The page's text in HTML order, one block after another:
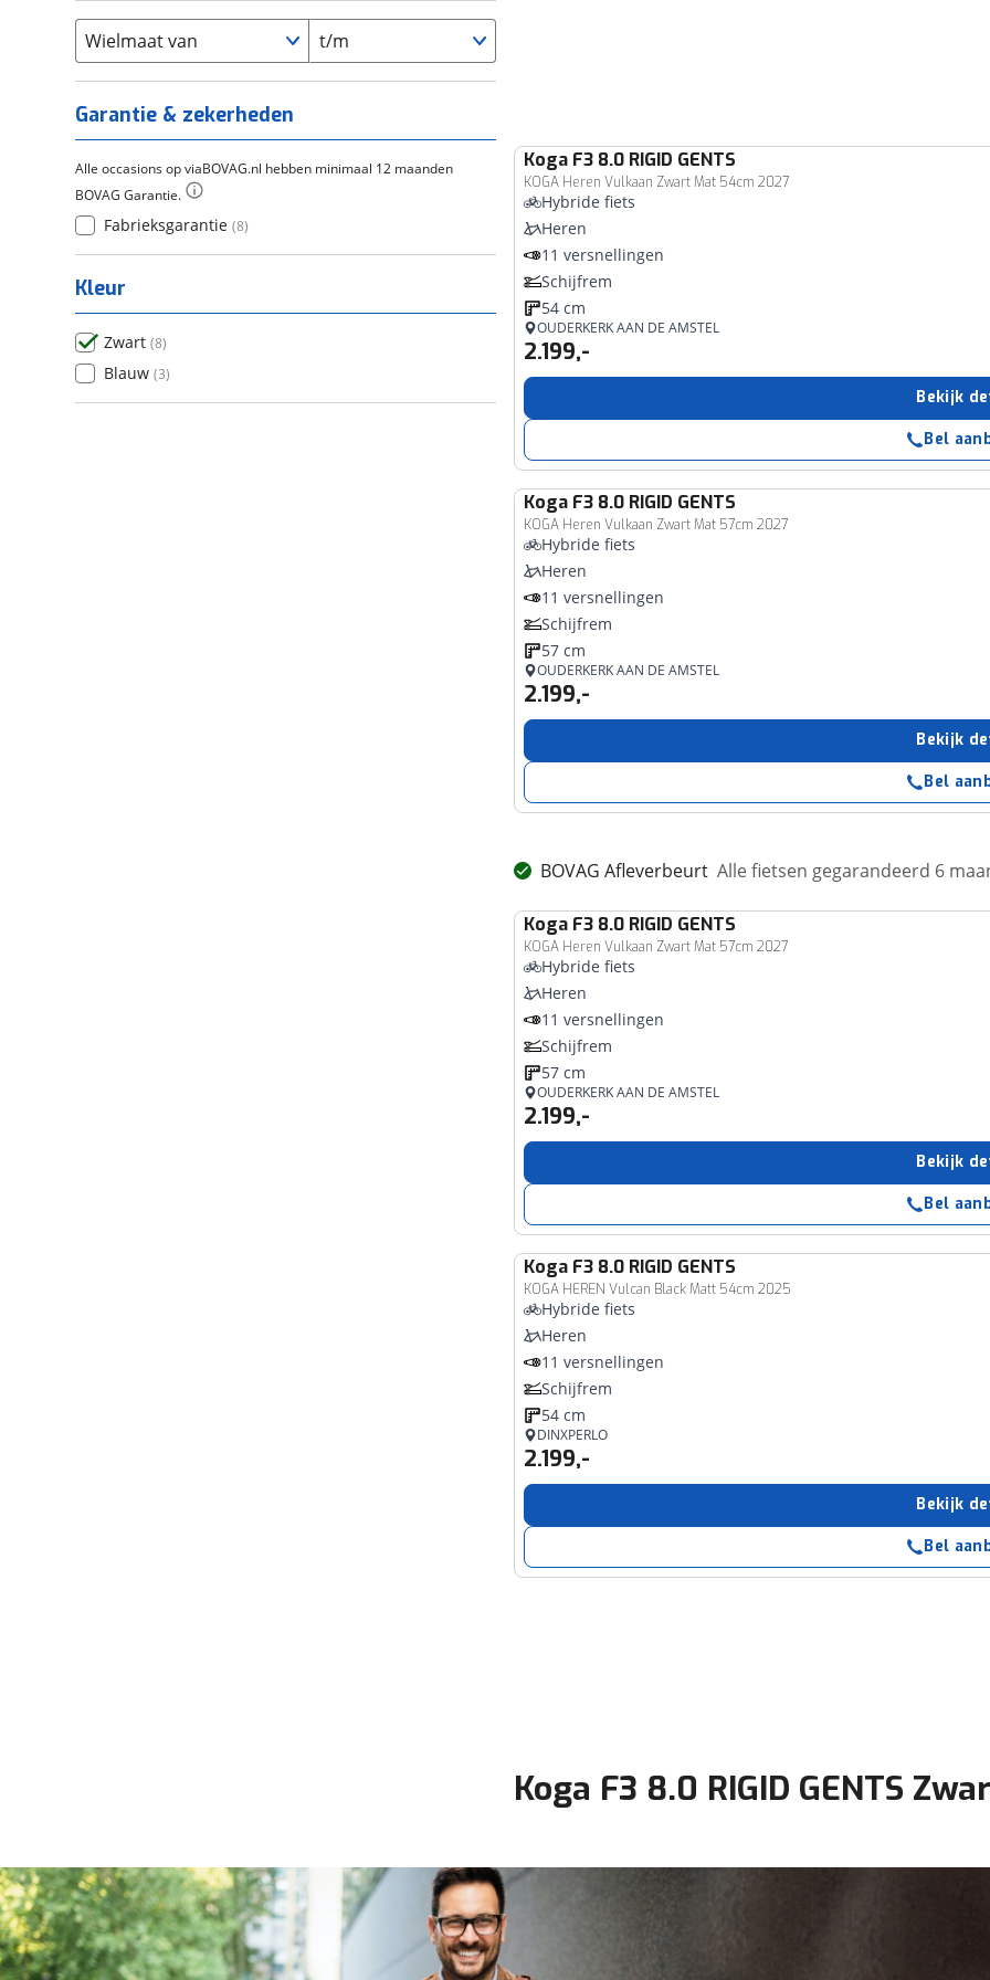
Overig ( 0)
Scandium
Staal (0 )
Tica
Wielmaat van t/m
Garantie & zekerheden
Alle occasions op viaBOVAG.nl hebben minimaal 12 maanden
BOVAG Garantie.
Fabrieksgarantie (8)
Kleur
Zwart (8)
Blauw (3)
Koga F3 8.0 RIGID GENTS
KOGA Heren Vulkaan Zwart Mat 54cm 2027
Hybride fiets
Heren
11 versnellingen
Schijfrem
54 cm
OUDERKERK AAN DE AMSTEL
2.199,-
Bekijk
Bel
Koga F3 8.0 RIGID GENTS
KOGA Heren Vulkaan Zwart Mat 57cm 2027
Hybride fiets
Heren
11 versnellingen
Schijfrem
57 cm
OUDERKERK AAN DE AMSTEL
2.199,-
Bekijk
Bel
BOVAG Afleverbeurt Alle fietsen gegarandeerd 6
Koga F3 8.0 RIGID GENTS
KOGA Heren Vulkaan Zwart Mat 57cm 2027
Hybride fiets
Heren
11 versnellingen
Schijfrem
57 cm
OUDERKERK AAN DE AMSTEL
2.199,-
Bekijk
Bel
Koga F3 8.0 RIGID GENTS
KOGA HEREN Vulcan Black Matt 54cm 2025
Hybride fiets
Heren
11 versnellingen
Schijfrem
54 cm
DINXPERLO
2.199,-
Bekijk
Bel
Koga F3 8.0 RIGID GENTS